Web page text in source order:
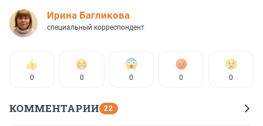
Ирина Багликова
специальный корреспондент
0 0 0 0 0
КОММЕНТАРИИ 22